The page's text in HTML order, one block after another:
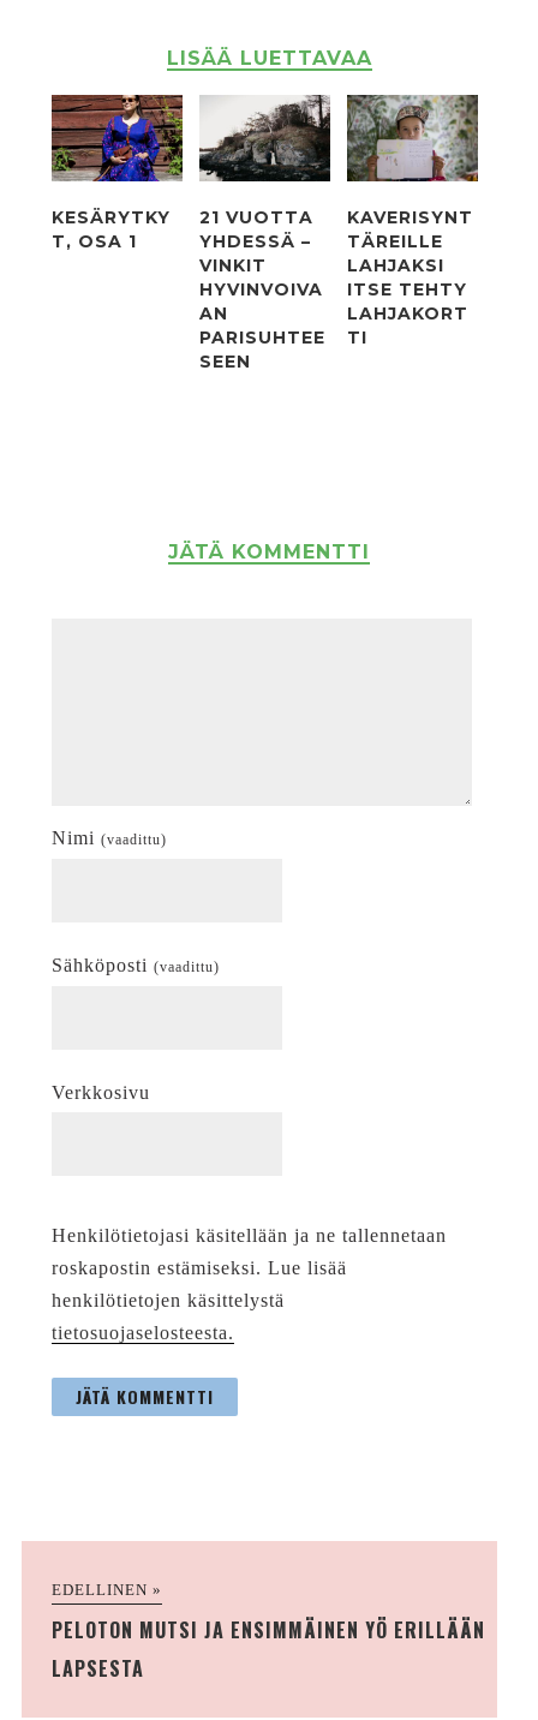
LISÄÄ LUETTAVAA
KESÄRYTKY
T, OSA 1
21 VUOTTA
YHDESSÄ –
VINKIT
HYVINVOIVA
AN
PARISUHTEE
SEEN
KAVERISYNT
TÄREILLE
LAHJAKSI
ITSE TEHTY
LAHJAKORT
TI
JÄTÄ KOMMENTTI
Nimi (vaadittu)
Sähköposti (vaadittu)
Verkkosivu
Henkilötietojasi käsitellään ja ne tallennetaan
roskapostin estämiseksi. Lue lisää
henkilötietojen käsittelystä
tietosuojaselosteesta.
EDELLINEN »
PELOTON MUTSI JA ENSIMMÄINEN YÖ ERILLÄÄN
LAPSESTA